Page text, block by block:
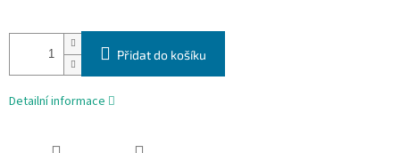
Přidat do košíku
Detailní informace